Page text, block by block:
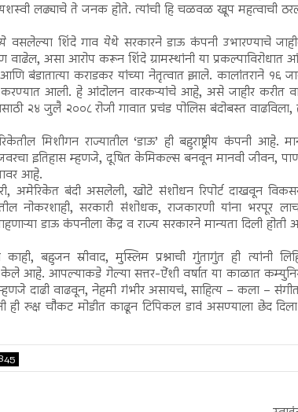
यशस्वी लढ्याचे ते जनक होते. त्यांची हि चळवळ खूप महत्वाची
वसलेल्या शिंदे गाव येथे सरकारने डाऊ कंपनी उभारण्याचे
वाढेल, असा आरोप करून शिंदे ग्रामस्थांनी या
बंडातात्या कराडकर यांच्या नेतृत्वात झाले. कालांतराने १६
करण्यात आली. हे आंदोलन वारकऱ्यांचे आहे, असे जाहीर करीत
२४ जुलै २००८ रोजी गावात प्रचंड पोलिस बंदोबस्त वाढविला,
मिशीगन राज्यातील ‘डाऊ’ ही बहुराष्ट्रीय कंपनी आहे.
इतिहास म्हणजे, दूषित केमिकल्स बनवून मानवी जीवन, पाणी,
आहे.
अमेरिकेत बंदी असलेली, खोटे संशोधन रिपोर्ट दाखवून
नोकरशाही, सरकारी संशोधक, राजकारणी यांना भरपूर
डाऊ कंपनीला केंद्र व राज्य सरकारने मान्यता दिली
बहुजन स्रीवाद, मुस्लिम प्रश्नाची गुंतागुंत ही त्यांनी
आहे. आपल्याकडे गेल्या सत्तर-ऐंशी वर्षात या काळात
दाढी वाढवून, नेहमी गंभीर असायचं, साहित्य – कला –
ही रुक्ष चौकट मोडीत काढून टिपिकल डावं असण्याला छेद